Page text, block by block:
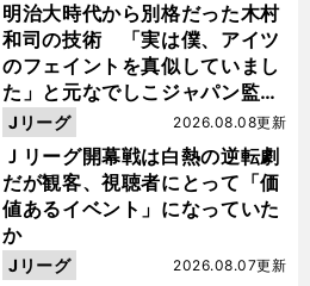
明治大時代から別格だった木村
和司の技術 「実は僕、アイツ
のフェイントを真似していまし
た」と元なでしこジャパン監
督・佐々木則夫
Ｊリーグ開幕戦は白熱の逆転劇
だが観客、視聴者にとって「価
値あるイベント」になっていた
か
2026.08.08更新
Jリーグ
2026.08.07更新
Jリーグ